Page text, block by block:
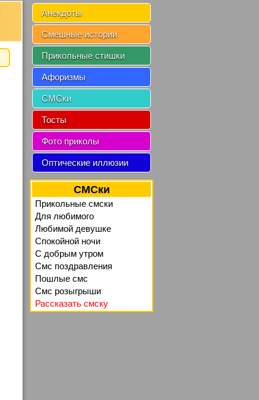
Анекдоты
Смешные истории
Прикольные стишки
Афоризмы
СМСки
Тосты
Фото приколы
Оптические иллюзии
СМСки
Прикольные смски
Для любимого
Любимой девушке
Спокойной ночи
C добрым утром
Смс поздравления
Пошлые смс
Смс розыгрыши
Рассказать смску